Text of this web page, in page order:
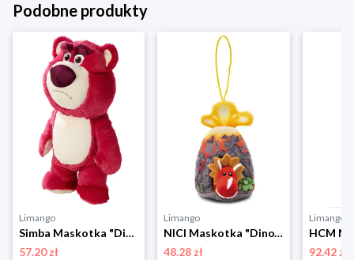
Podobne produkty
Limango
Simba Maskotka "Disney Pixar Flufflets Lotso" w kolorze czerwonym - 0+ rozmiar: onesize
57.20 zł
Limango
NICI Maskotka "Dino" - 3+ rozmiar: onesize
48.28 zł
Limango
92.42 zł